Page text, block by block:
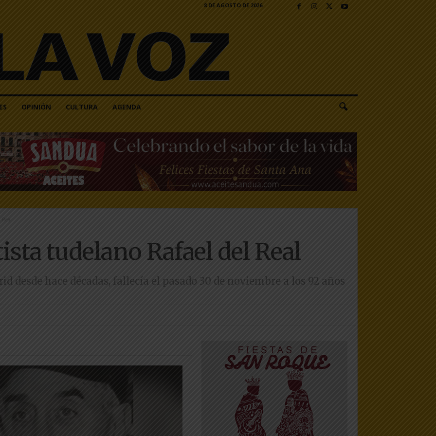
8 DE AGOSTO DE 2026
OPINIÓN CULTURA AGENDA
tudelano Rafael del Real
desde hace décadas, fallecía el pasado 30 de noviembre a los 92 años